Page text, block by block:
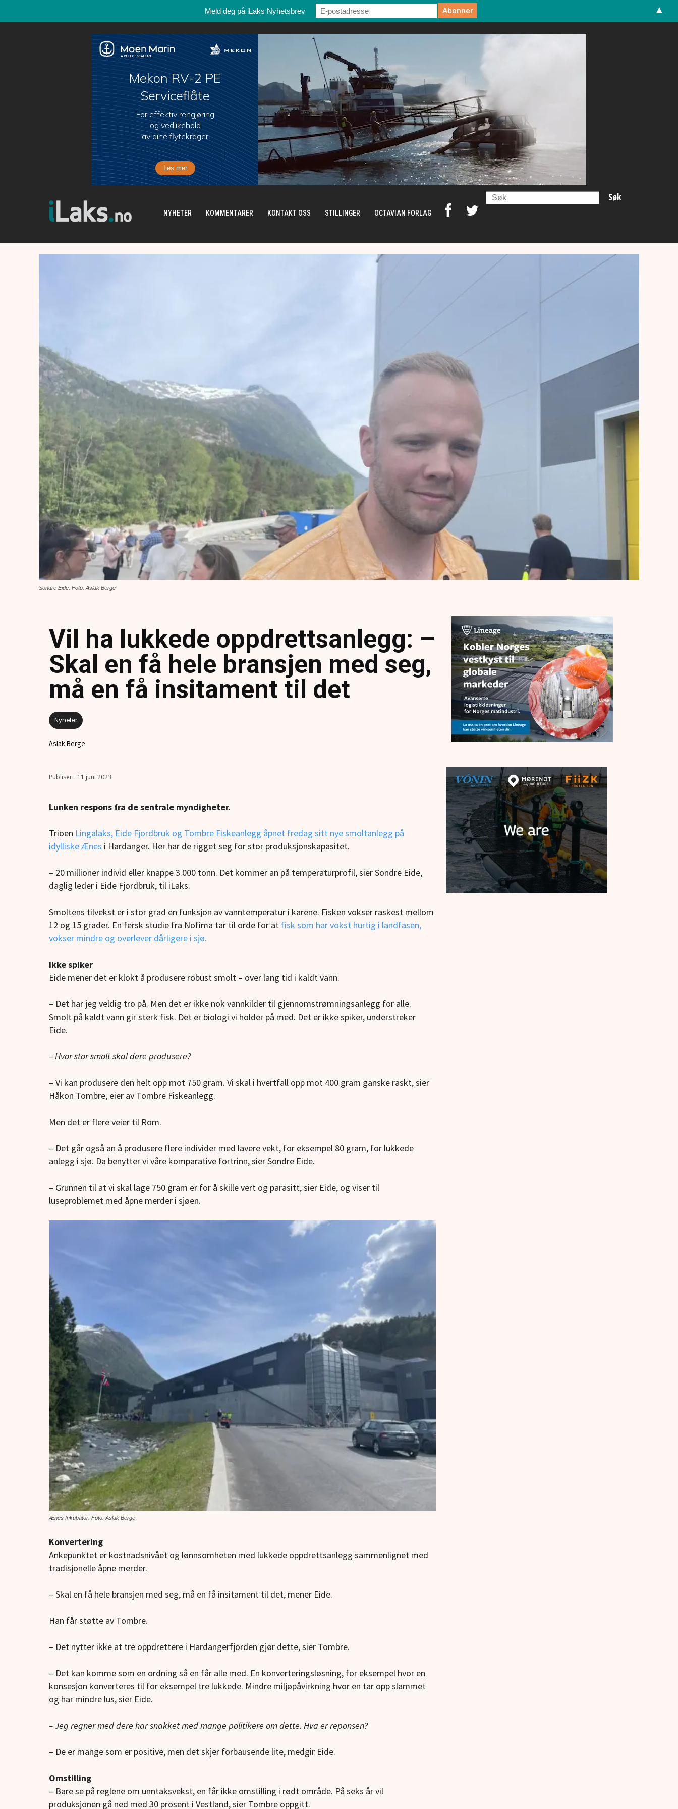
NYHETER KOMMENTARER KONTAKT OSS STILLINGER OCTAVIAN FORLAG
Search
Sondre Eide. Foto: Aslak Berge
Vil ha lukkede oppdrettsanlegg: –
Skal en få hele bransjen med seg,
må en få insitament til det
Nyheter
Aslak Berge
11 juni 2023
Lunken respons fra de sentrale myndigheter.
Trioen Lingalaks, Eide Fjordbruk og Tombre Fiskeanlegg åpnet fredag sitt nye smoltanlegg på
idylliske Ænes i Hardanger. Her har de rigget seg for stor produksjonskapasitet.
– 20 millioner individ eller knappe 3.000 tonn. Det kommer an på temperaturprofil, sier Sondre Eide,
daglig leder i Eide Fjordbruk, til iLaks.
Smoltens tilvekst er i stor grad en funksjon av vanntemperatur i karene. Fisken vokser raskest mellom
12 og 15 grader. En fersk studie fra Nofima tar til orde for at fisk som har vokst hurtig i landfasen,
vokser mindre og overlever dårligere i sjø.
Ikke spiker
Eide mener det er klokt å produsere robust smolt – over lang tid i kaldt vann.
– Det har jeg veldig tro på. Men det er ikke nok vannkilder til gjennomstrømningsanlegg for alle.
Smolt på kaldt vann gir sterk fisk. Det er biologi vi holder på med. Det er ikke spiker, understreker
Eide.
– Hvor stor smolt skal dere produsere?
– Vi kan produsere den helt opp mot 750 gram. Vi skal i hvertfall opp mot 400 gram ganske raskt, sier
Håkon Tombre, eier av Tombre Fiskeanlegg.
Men det er flere veier til Rom.
– Det går også an å produsere flere individer med lavere vekt, for eksempel 80 gram, for lukkede
anlegg i sjø. Da benytter vi våre komparative fortrinn, sier Sondre Eide.
– Grunnen til at vi skal lage 750 gram er for å skille vert og parasitt, sier Eide, og viser til
luseproblemet med åpne merder i sjøen.
Ænes Inkubator. Foto: Aslak Berge
Konvertering
Ankepunktet er kostnadsnivået og lønnsomheten med lukkede oppdrettsanlegg sammenlignet med
tradisjonelle åpne merder.
– Skal en få hele bransjen med seg, må en få insitament til det, mener Eide.
Han får støtte av Tombre.
– Det nytter ikke at tre oppdrettere i Hardangerfjorden gjør dette, sier Tombre.
– Det kan komme som en ordning så en får alle med. En konverteringsløsning, for eksempel hvor en
konsesjon konverteres til for eksempel tre lukkede. Mindre miljøpåvirkning hvor en tar opp slammet
og har mindre lus, sier Eide.
– Jeg regner med dere har snakket med mange politikere om dette. Hva er reponsen?
– De er mange som er positive, men det skjer forbausende lite, medgir Eide.
Omstilling
– Bare se på reglene om unntaksvekst, en får ikke omstilling i rødt område. På seks år vil
produksjonen gå ned med 30 prosent i Vestland, sier Tombre oppgitt.
Meld deg på iLaks Nyhetsbrev ▲